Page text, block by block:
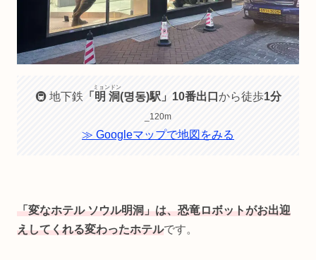
🚇 地下鉄 「 明洞
ミョンドン
(명동)駅」10番出口 から徒歩1分
_120m
≫ Googleマップで地図をみる
「変なホテル ソウル明洞」は、恐竜ロボットがお出迎
えしてくれる変わったホテルです。